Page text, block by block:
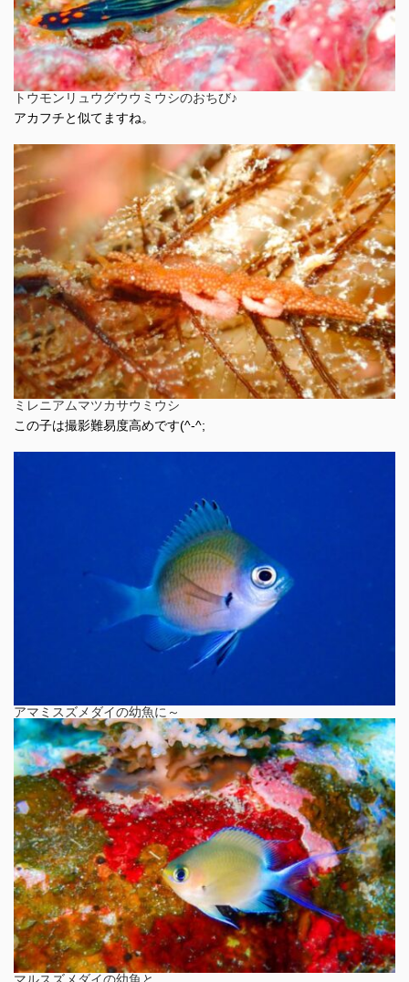
トウモンリュウグウウミウシのおちび♪
アカフチと似てますね。
ミレニアムマツカサウミウシ
この子は撮影難易度高めです(^-^;
アマミスズメダイの幼魚に～